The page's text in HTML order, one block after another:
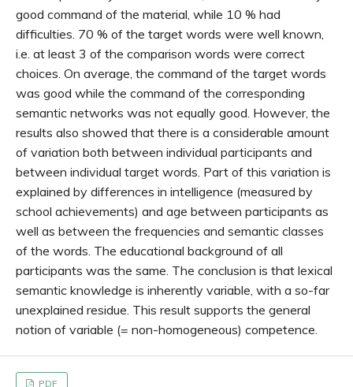
good command of the material, while 10 % had
difficulties. 70 % of the target words were well known,
i.e. at least 3 of the comparison words were correct
choices. On average, the command of the target words
was good while the command of the corresponding
semantic networks was not equally good. However, the
results also showed that there is a considerable amount
of variation both between individual participants and
between individual target words. Part of this variation is
explained by differences in intelligence (measured by
school achievements) and age between participants as
well as between the frequencies and semantic classes
of the words. The educational background of all
participants was the same. The conclusion is that lexical
semantic knowledge is inherently variable, with a so-far
unexplained residue. This result supports the general
notion of variable (= non-homogeneous) competence.
PDF